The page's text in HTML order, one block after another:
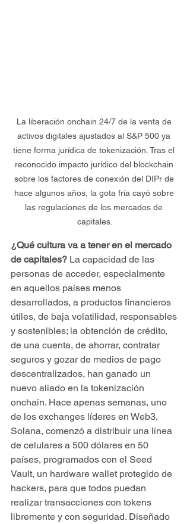
La liberación onchain 24/7 de la venta de
activos digitales ajustados al S&P 500 ya
tiene forma jurídica de tokenización. Tras el
reconocido impacto jurídico del blockchain
sobre los factores de conexión del DIPr de
hace algunos años, la gota fría cayó sobre
las regulaciones de los mercados de
capitales.
¿Qué cultura va a tener en el mercado
de capitales? La capacidad de las
personas de acceder, especialmente
en aquellos países menos
desarrollados, a productos financieros
útiles, de baja volatilidad, responsables
y sostenibles; la obtención de crédito,
de una cuenta, de ahorrar, contratar
seguros y gozar de medios de pago
descentralizados, han ganado un
nuevo aliado en la tokenización
onchain. Hace apenas semanas, uno
de los exchanges líderes en Web3,
Solana, comenzó a distribuir una línea
de celulares a 500 dólares en 50
países, programados con el Seed
Vault, un hardware wallet protegido de
hackers, para que todos puedan
realizar transacciones con tokens
libremente y con seguridad. Diseñado